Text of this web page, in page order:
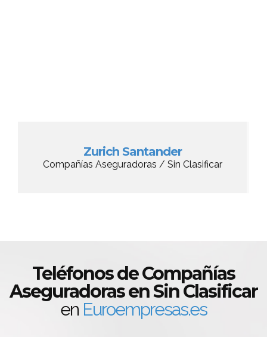
Zurich Santander
Compañías Aseguradoras / Sin Clasificar
Teléfonos de Compañías
Aseguradoras en Sin Clasificar
en Euroempresas.es